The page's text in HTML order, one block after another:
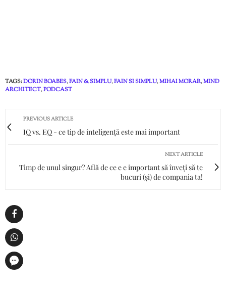
TAGS:DORIN BOABES,FAIN & SIMPLU,FAIN SI SIMPLU,MIHAI MORAR,MIND
ARCHITECT,PODCAST
PREVIOUS ARTICLE
IQ vs. EQ - ce tip de inteligență este mai important
NEXT ARTICLE
Timp de unul singur? Află de ce e e important să înveți să te
bucuri (și) de compania ta!